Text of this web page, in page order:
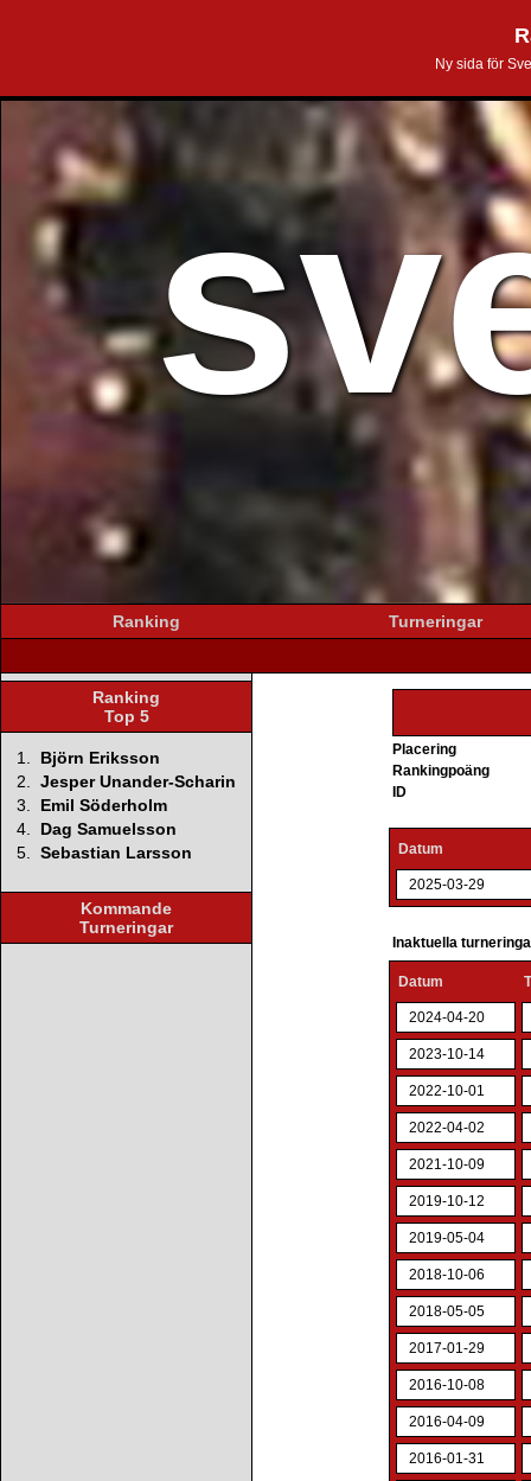
Ny sida för
Ranking Turneringar
Ranking
Top 5
1.
Björn Eriksson
2. Jesper Unander-Scharin
3.
Emil Söderholm
4.
Dag Samuelsson
5. Sebastian Larsson
Kommande
Turneringar
Placering
Rankingpoäng
ID
Datum
2025-03-29
Inaktuella
Datum
2024-04-20
2023-10-14
2022-10-01
2022-04-02
2021-10-09
2019-10-12
2019-05-04
2018-10-06
2018-05-05
2017-01-29
2016-10-08
2016-04-09
2016-01-31